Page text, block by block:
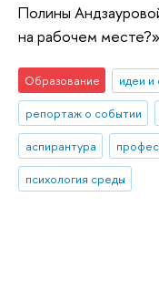
Полины
на рабочем месте?»
Образование идеи и
репортаж о событии
аспирантура
психология среды